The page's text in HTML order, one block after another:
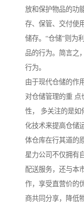
放和保护物品的功
存、保管、交付使
储存。“仓储”则为
品的行为。简言之
行为。
由于现代仓储的作
对仓储管理的重 点
性， 多关注的是如
化技术来提高仓储
体仓库在行其道的
星力公司不仅拥有
配送服务，还与本
作，享受直营价的
商共同分享，降低